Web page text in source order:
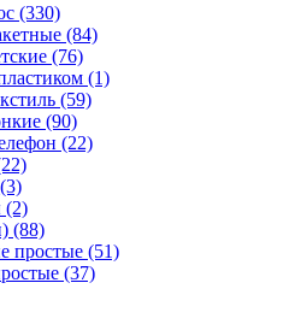
(330)
(84)
(76)
(1)
(59)
(90)
(22)
(2)
(88)
простые (51)
(37)